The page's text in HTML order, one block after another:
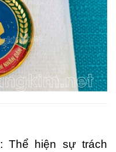
: Thể hiện sự trách